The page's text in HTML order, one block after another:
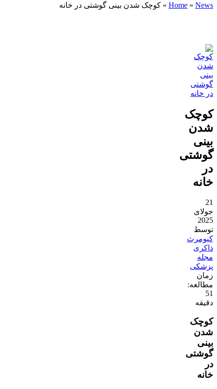
Home » News
» کوچک شدن بینی گوشتی در خانه
کوچک
شدن
بینی
گوشتی
در
خانه
21
جولای
2025
توسط
کیومرث
ذاکری
مجله
پزشکی
زمان
مطالعه:
51
دقیقه
کوچک
شدن
بینی
گوشتی
در
خانه